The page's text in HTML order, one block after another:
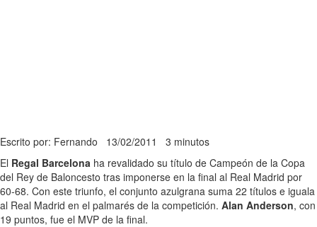
Escrito por: Fernando 13/02/2011 3 minutos
El Regal Barcelona ha revalidado su título de Campeón de la Copa
del Rey de Baloncesto tras imponerse en la final al Real Madrid por
60-68. Con este triunfo, el conjunto azulgrana suma 22 títulos e iguala
al Real Madrid en el palmarés de la competición. Alan Anderson, con
19 puntos, fue el MVP de la final.